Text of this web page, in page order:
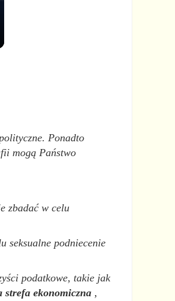
Ponadto
mogą Państwo
zbadać w celu
seksualne podniecenie
podatkowe, takie jak
strefa ekonomiczna,